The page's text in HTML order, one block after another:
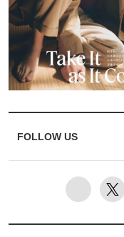
FOLLOW US